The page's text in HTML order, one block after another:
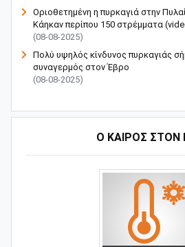
Οριοθετημένη η πυρκαγιά στην
Κάηκαν περίπου 150 στρέμματα
(08-08-2025)
Πολύ υψηλός κίνδυνος πυρκαγιάς
συναγερμός στον Έβρο
(08-08-2025)
Ο ΚΑΙΡΟΣ ΣΤΟΝ